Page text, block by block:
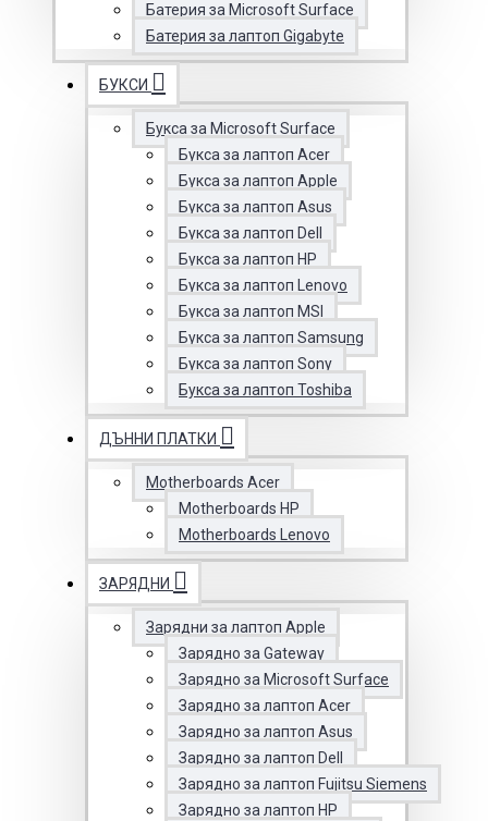
Батерия за Microsoft Surface
Батерия за лаптоп Gigabyte
БУКСИ
Букса за Microsoft Surface
Букса за лаптоп Acer
Букса за лаптоп Apple
Букса за лаптоп Asus
Букса за лаптоп Dell
Букса за лаптоп HP
Букса за лаптоп Lenovo
Букса за лаптоп MSI
Букса за лаптоп Samsung
Букса за лаптоп Sony
Букса за лаптоп Toshiba
ДЪННИ ПЛАТКИ
Motherboards Acer
Motherboards HP
Motherboards Lenovo
ЗАРЯДНИ
Зарядни за лаптоп Apple
Зарядно за Gateway
Зарядно за Microsoft Surface
Зарядно за лаптоп Acer
Зарядно за лаптоп Asus
Зарядно за лаптоп Dell
Зарядно за лаптоп Fujitsu Siemens
Зарядно за лаптоп HP